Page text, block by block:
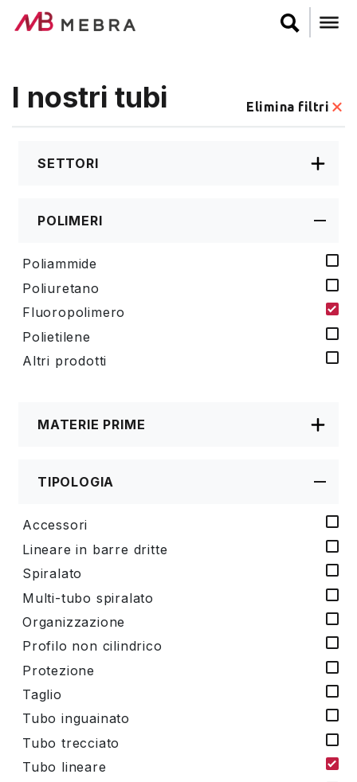
I nostri tubi Elimina filtri
SETTORI
POLIMERI
Poliammide
Poliuretano
Fluoropolimero
Polietilene
Altri prodotti
MATERIE PRIME
TIPOLOGIA
Accessori
Lineare in barre dritte
Spiralato
Multi-tubo spiralato
Organizzazione
Profilo non cilindrico
Protezione
Taglio
Tubo inguainato
Tubo trecciato
Tubo lineare